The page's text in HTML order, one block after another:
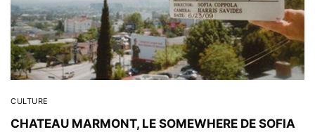
CULTURE
CHATEAU MARMONT, LE SOMEWHERE DE SOFIA